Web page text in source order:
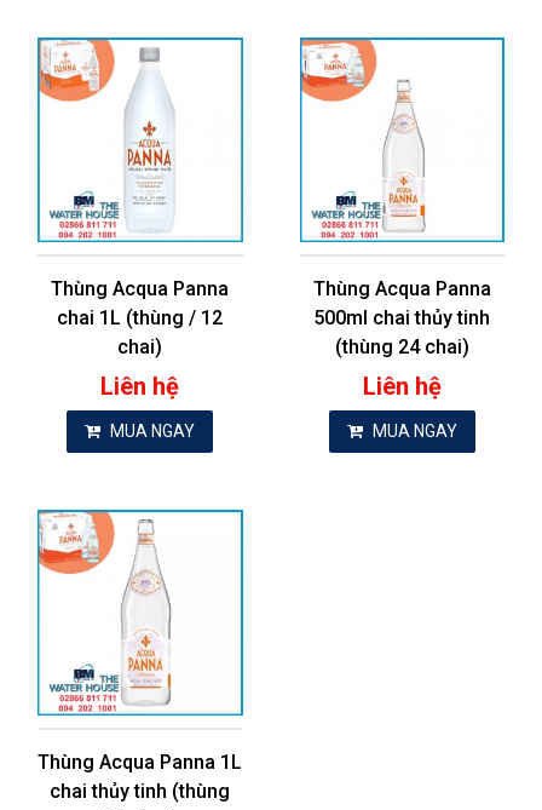
Thùng Acqua Panna
chai 1L (thùng / 12
chai)
Liên hệ
MUA NGAY
Thùng Acqua Panna
500ml chai thủy tinh
(thùng 24 chai)
Liên hệ
MUA NGAY
Thùng Acqua Panna 1L
chai thủy tinh (thùng